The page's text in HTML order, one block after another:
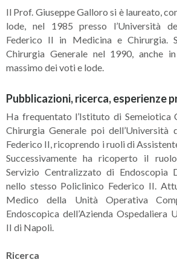
Il Prof. Giuseppe Galloro si è laureato,
lode, nel 1985 presso l’Università
Federico II in Medicina e Chirurgia.
Chirurgia Generale nel 1990, anche
massimo dei voti e lode.
Pubblicazioni, ricerca, esperienze
Ha frequentato l’Istituto di Semeiotica
Chirurgia Generale poi
Federico II, ricoprendo i ruoli di
Successivamente ha ricoperto il
Servizio Centralizzato di Endoscopia
nello stesso Policlinico Federico II.
Medico della Unità Operativa
Endoscopica dell’Azienda Ospedaliera
II di Napoli.
Ricerca